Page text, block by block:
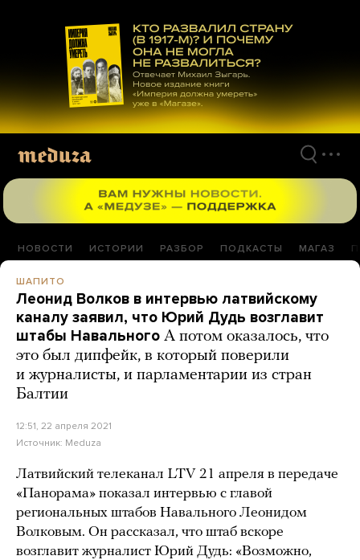
материалам
НОВОСТИ ИСТОРИИ РАЗБОР ПОДКАСТЫ МАГАЗ
ШАПИТО
Леонид Волков в интервью латвийскому
каналу заявил, что Юрий Дудь возглавит
штабы Навального А потом оказалось, что
это был дипфейк, в который поверили
и журналисты, и парламентарии из стран
Балтии
12:51, 22 апреля 2021
Источник: Meduza
Латвийский телеканал LTV 21 апреля в передаче
«Панорама» показал интервью с главой
региональных штабов Навального Леонидом
Волковым. Он рассказал, что штаб вскоре
возглавит журналист Юрий Дудь: «Возможно,